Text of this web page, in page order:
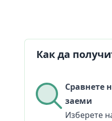
Как да
Сравнете
заеми
Изберете